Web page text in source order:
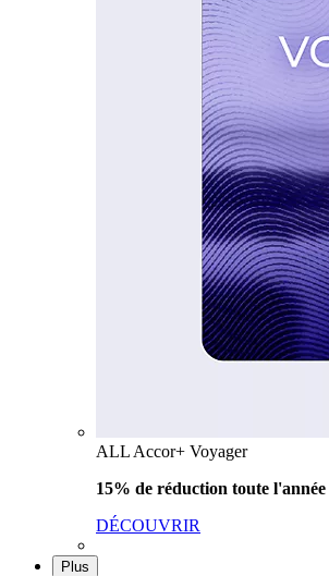
ALL Accor+ Voyager
15% de réduction toute l'année
DÉCOUVRIR
Plus